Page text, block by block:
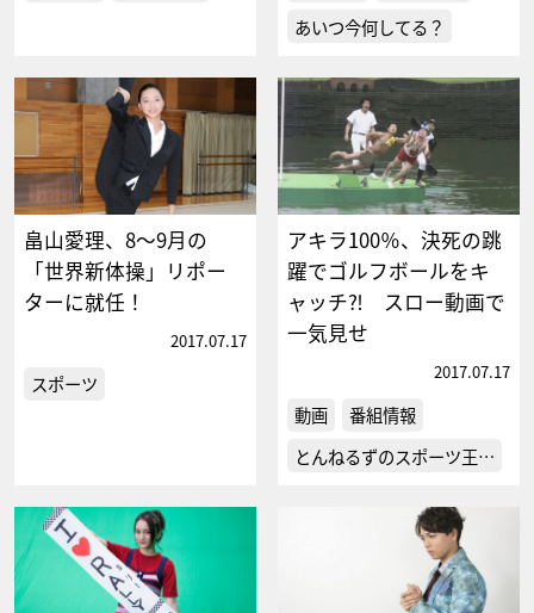
あいつ今何してる？
畠山愛理、8～9月の
「世界新体操」リポー
ターに就任！
2017.07.17
スポーツ
アキラ100％、決死の跳
躍でゴルフボールをキ
ャッチ⁈ スロー動画で
一気見せ
2017.07.17
動画
番組情報
とんねるずのスポーツ王…